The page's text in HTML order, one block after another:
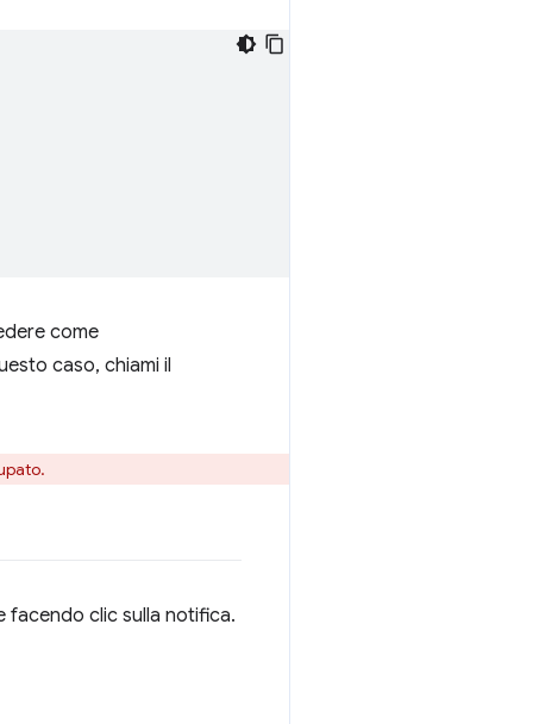
come
caso, chiami il
facendo clic sulla notifica.